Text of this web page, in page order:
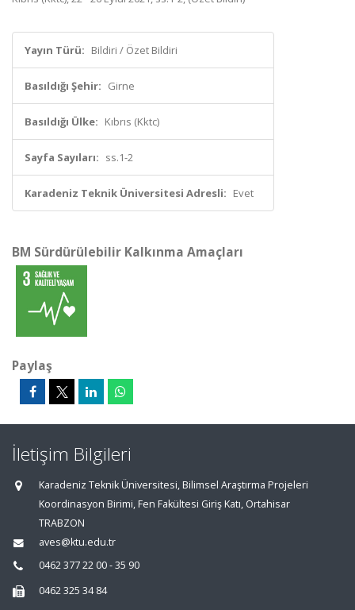
Yayın Türü: Bildiri / Özet Bildiri
Basıldığı Şehir: Girne
Basıldığı Ülke: Kıbrıs (Kktc)
Sayfa Sayıları: ss.1-2
Karadeniz Teknik Üniversitesi Adresli: Evet
BM Sürdürülebilir Kalkınma Amaçları
Paylaş
İletişim Bilgileri
Karadeniz Teknik Üniversitesi, Bilimsel Araştırma Projeleri
Koordinasyon Birimi, Fen Fakültesi Giriş Katı, Ortahisar
TRABZON
aves@ktu.edu.tr
0462 377 22 00 - 35 90
0462 325 34 84